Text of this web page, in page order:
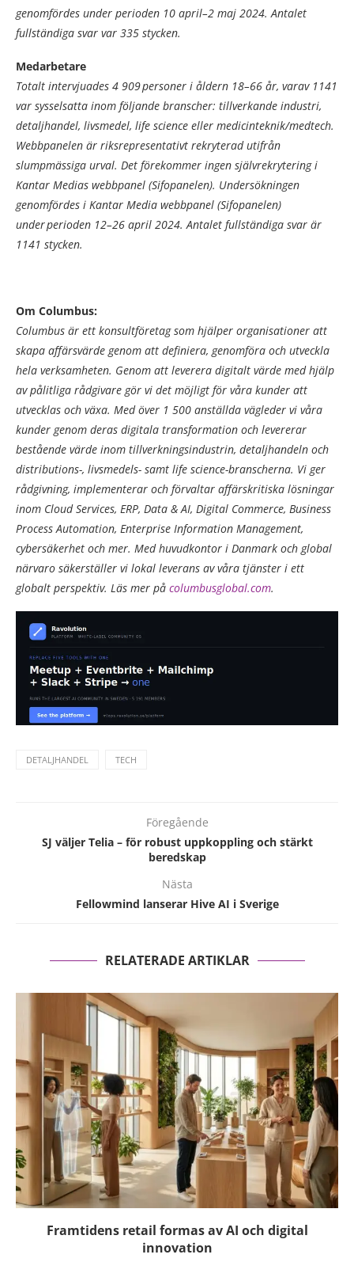
genomfördes under perioden 10 april–2 maj 2024. Antalet
fullständiga svar var 335 stycken.
Medarbetare
Totalt intervjuades 4 909 personer i åldern 18–66 år, varav 1141
var sysselsatta inom följande branscher: tillverkande industri,
detaljhandel, livsmedel, life science eller medicinteknik/medtech.
Webbpanelen är riksrepresentativt rekryterad utifrån
slumpmässiga urval. Det förekommer ingen självrekrytering i
Kantar Medias webbpanel (Sifopanelen). Undersökningen
genomfördes i Kantar Media webbpanel (Sifopanelen)
under perioden 12–26 april 2024. Antalet fullständiga svar är
1141 stycken.
Om Columbus:
Columbus är ett konsultföretag som hjälper organisationer att
skapa affärsvärde genom att definiera, genomföra och utveckla
hela verksamheten. Genom att leverera digitalt värde med hjälp
av pålitliga rådgivare gör vi det möjligt för våra kunder att
utvecklas och växa. Med över 1 500 anställda vägleder vi våra
kunder genom deras digitala transformation och levererar
bestående värde inom tillverkningsindustrin, detaljhandeln och
distributions-, livsmedels- samt life science-branscherna. Vi ger
rådgivning, implementerar och förvaltar affärskritiska lösningar
inom Cloud Services, ERP, Data & AI, Digital Commerce, Business
Process Automation, Enterprise Information Management,
cybersäkerhet och mer. Med huvudkontor i Danmark och global
närvaro säkerställer vi lokal leverans av våra tjänster i ett
globalt perspektiv. Läs mer på columbusglobal.com.
DETALJHANDEL TECH
Föregående
SJ väljer Telia – för robust uppkoppling och stärkt
beredskap
Nästa
Fellowmind lanserar Hive AI i Sverige
RELATERADE ARTIKLAR
Framtidens retail formas av AI och digital
innovation